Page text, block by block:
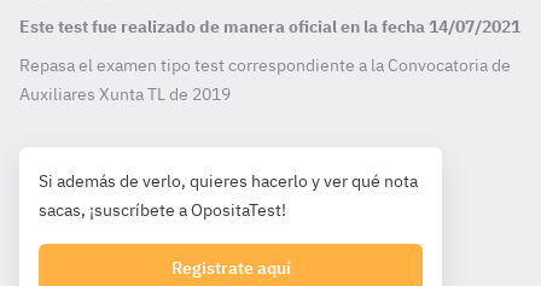
Este test fue realizado de manera oficial en la fecha 14/07/2021
Repasa el examen tipo test correspondiente a la Convocatoria de
Auxiliares Xunta TL de 2019
Si además de verlo, quieres hacerlo y ver qué nota
sacas, ¡suscríbete a OpositaTest!
Registrate aquí